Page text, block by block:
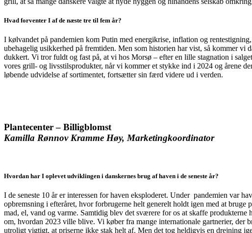
Hvad forventer I af de næste tre til fem år?
I kølvandet på pandemien kom Putin med energikrise, inflation og
ubehagelig usikkerhed på fremtiden. Men som historien har vist, så kommer vi
dukkert. Vi tror fuldt og fast på, at vi hos Morsø – efter en lille stagnation i
vores grill- og livsstilsprodukter, når vi kommer et stykke ind i 2024 og årene
løbende udvidelse af sortimentet, fortsætter sin færd videre ud i verden.
Plantecenter – Billigblomst
Kamilla Rønnov Kramme Høy, Marketingkoordinator
Hvordan har I oplevet udviklingen i danskernes brug af haven i de seneste år?
I de seneste 10 år er interessen for haven eksploderet. Under pandemien var
opbremsning i efteråret, hvor forbrugerne helt generelt holdt igen med at bruge
mad, el, vand og varme. Samtidig blev det sværere for os at skaffe
om, hvordan 2023 ville blive. Vi køber fra mange internationale gartnerier, der
utroligt vigtigt, at priserne ikke stak helt af. Men det tog heldigvis en drejning